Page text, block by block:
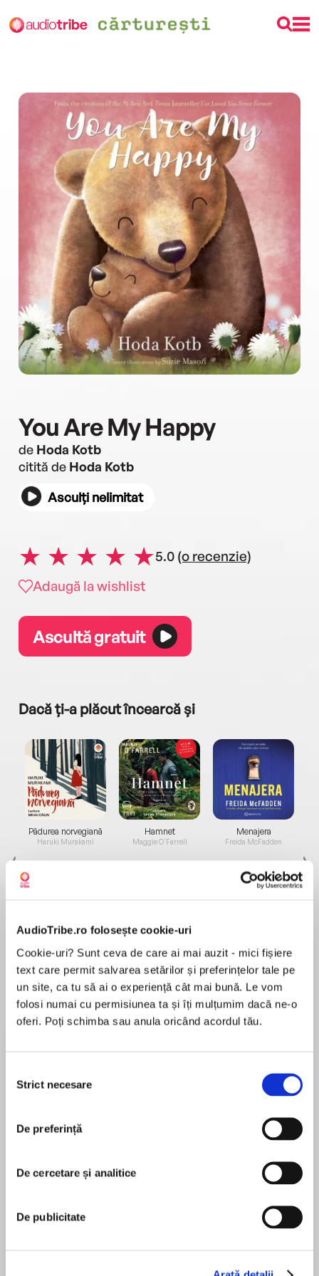
AudioTribe.ro folosește cookie-uri
Cookie-uri? Sunt ceva de care ai mai auzit - mici fișiere
text care permit salvarea setărilor și preferințelor tale pe
un site, ca tu să ai o experiență cât mai bună. Le vom
folosi numai cu permisiunea ta și îți mulțumim dacă ne-o
oferi. Poți schimba sau anula oricând acordul tău.
consimțământului
Strict necesare
De preferință
De cercetare și analitice
De publicitate
You Are My Happy
de Hoda Kotb
citită de Hoda Kotb
Asculți nelimitat
5.0 (o recenzie)
Adaugă la wishlist
Ascultă gratuit
Dacă ți-a plăcut încearcă și
Pădurea norvegiană
Haruki Murakami
de...
Dani Francis
Hamnet
Maggie O'Farrell
la...
Lauren Weisberger
Menajera
Freida McFadden
Sohn Won-pyung
A #1 New York Times bestseller!
2019selection!
From Hoda Kotb, theTodayshow co-anchor and
LovedYouSince Forever, comes a book about
gratitude for the things in life—both big and
În acest moment nu există recenzii
Hoda Kotb